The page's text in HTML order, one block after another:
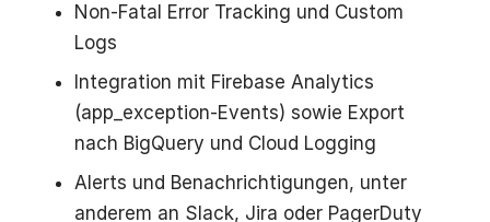
Non-Fatal Error Tracking und Custom
Logs
Integration mit Firebase Analytics
(app_exception-Events) sowie Export
nach BigQuery und Cloud Logging
Alerts und Benachrichtigungen, unter
anderem an Slack, Jira oder PagerDuty